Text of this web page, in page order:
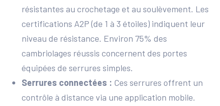
résistantes au crochetage et au soulèvement. Les
certifications A2P (de 1 à 3 étoiles) indiquent leur
niveau de résistance. Environ 75% des
cambriolages réussis concernent des portes
équipées de serrures simples.
Serrures connectées : Ces serrures offrent un
contrôle à distance via une application mobile.